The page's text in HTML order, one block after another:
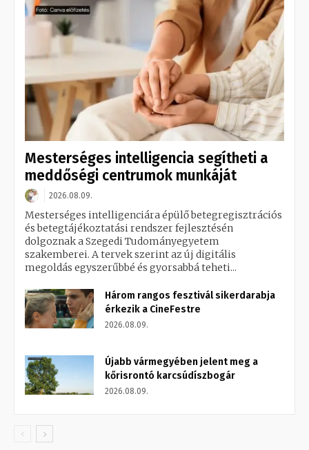
Mesterséges intelligencia segítheti a
meddőségi centrumok munkáját
2026.08.09.
Mesterséges intelligenciára épülő betegregisztrációs
és betegtájékoztatási rendszer fejlesztésén
dolgoznak a Szegedi Tudományegyetem
szakemberei. A tervek szerint az új digitális
megoldás egyszerűbbé és gyorsabbá teheti...
Három rangos fesztivál sikerdarabja
érkezik a CineFestre
2026.08.09.
Újabb vármegyében jelent meg a
kőrisrontó karcsúdíszbogár
2026.08.09.